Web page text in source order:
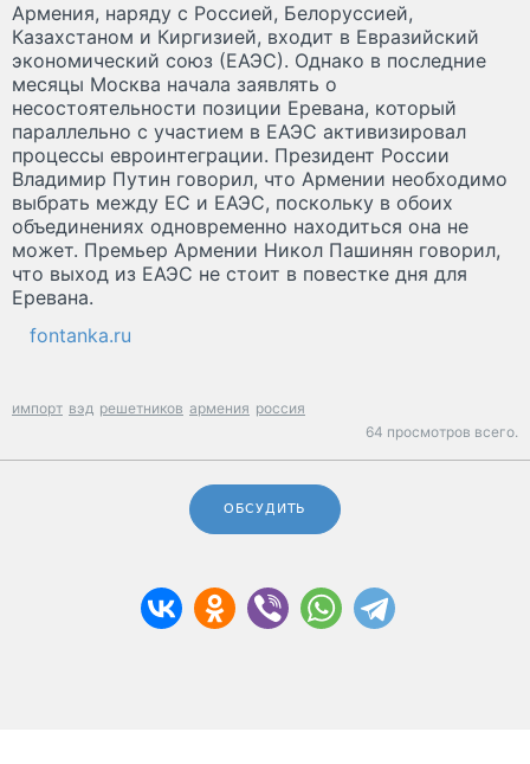
Армения, наряду с Россией, Белоруссией,
Казахстаном и Киргизией, входит в Евразийский
экономический союз (ЕАЭС). Однако в последние
месяцы Москва начала заявлять о
несостоятельности позиции Еревана, который
параллельно с участием в ЕАЭС активизировал
процессы евроинтеграции. Президент России
Владимир Путин говорил, что Армении необходимо
выбрать между ЕС и ЕАЭС, поскольку в обоих
объединениях одновременно находиться она не
может. Премьер Армении Никол Пашинян говорил,
что выход из ЕАЭС не стоит в повестке дня для
Еревана.
fontanka.ru
импорт вэд решетников армения россия
64 просмотров всего.
ОБСУДИТЬ